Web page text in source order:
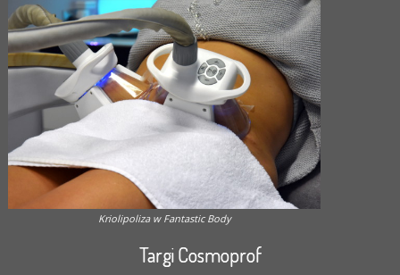
Kriolipoliza w Fantastic Body
Targi Cosmoprof